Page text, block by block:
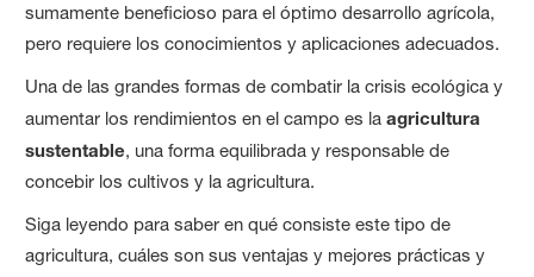
sumamente beneficioso para el óptimo desarrollo agrícola,
pero requiere los conocimientos y aplicaciones adecuados.
Una de las grandes formas de combatir la crisis ecológica y
aumentar los rendimientos en el campo es laagricultura
sustentable, una forma equilibrada y responsable de
concebir los cultivos y la agricultura.
Siga leyendo para saber en qué consiste este tipo de
agricultura, cuáles son sus ventajas y mejores prácticas y